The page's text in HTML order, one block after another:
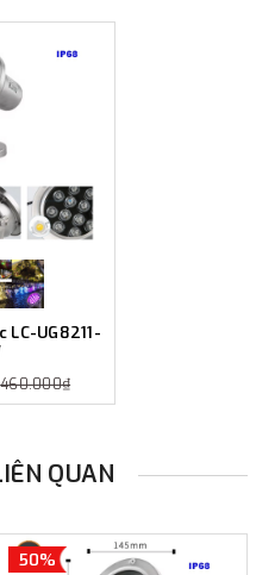
LC-UG8211-
460.000₫
QUAN
50%